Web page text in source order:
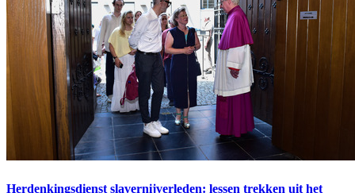
Herdenkingsdienst slavernijverleden: lessen trekken uit het